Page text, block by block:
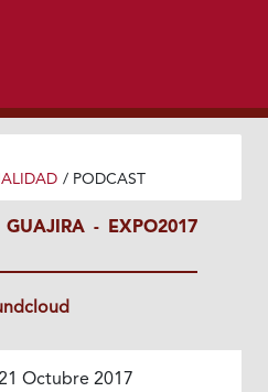
/ PODCAST
- EXPO2017
Octubre 2017